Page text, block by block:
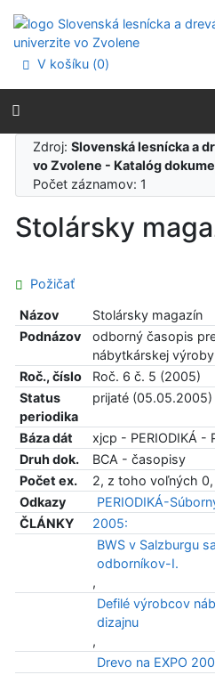
Prejsť na menu
Prehlásenie o webovej
V košíku (0)
Zdroj:Slovenská lesnícka a
vo Zvolene - Katalóg
Počet záznamov: 1
Stolársky
Požičať
Názov
Stolársky magazín
Podnázov
odborný časopis
nábytkárskej výroby
Roč., číslo
Roč. 6 č. 5 (2005)
Status
periodika
prijaté (05.05.2005)
Báza dát
xjcp - PERIODIKÁ -
Druh dok.
BCA - časopisy
Počet ex.
2, z toho voľných 0,
Odkazy
PERIODIKÁ-
ČLÁNKY
2005:
BWS v Salzburgu
odborníkov-I.
,
Defilé výrobcov
dizajnu
,
Drevo na EXPO